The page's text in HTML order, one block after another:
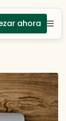
ahora